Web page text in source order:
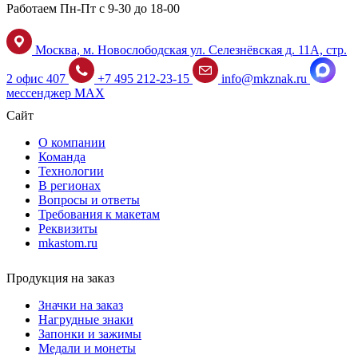
Работаем Пн-Пт с 9-30 до 18-00
Москва, м. Новослободская ул. Селезнёвская д. 11А, стр.
2 офис 407 +7 495 212-23-15
info@mkznak.ru
мессенджер MAX
Сайт
О компании
Команда
Технологии
В регионах
Вопросы и ответы
Требования к макетам
Реквизиты
mkastom.ru
Продукция на заказ
Значки на заказ
Нагрудные знаки
Запонки и зажимы
Медали и монеты